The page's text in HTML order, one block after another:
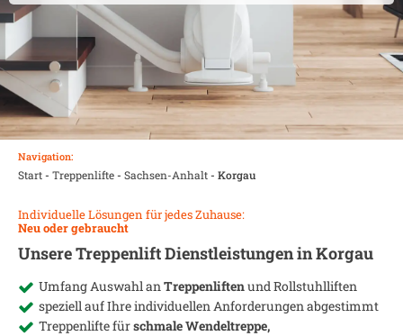
Navigation:
Start- Treppenlifte- Sachsen-Anhalt- Korgau
Individuelle Lösungen für jedes Zuhause:
Neu oder gebraucht
Unsere Treppenlift Dienstleistungen inKorgau
Umfang Auswahl anTreppenliftenund Rollstuhlliften
speziell auf Ihre individuellen Anforderungen abgestimmt
Treppenlifte fürschmale Wendeltreppe,